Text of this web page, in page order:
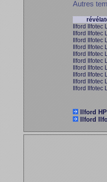
Autres
Ilford Ilfotec
Ilford Ilfotec
Ilford Ilfotec
Ilford Ilfotec
Ilford Ilfotec
Ilford Ilfotec
Ilford Ilfotec
Ilford Ilfotec
Ilford Ilfotec
Ilford Ilfotec
Ilford
Ilford